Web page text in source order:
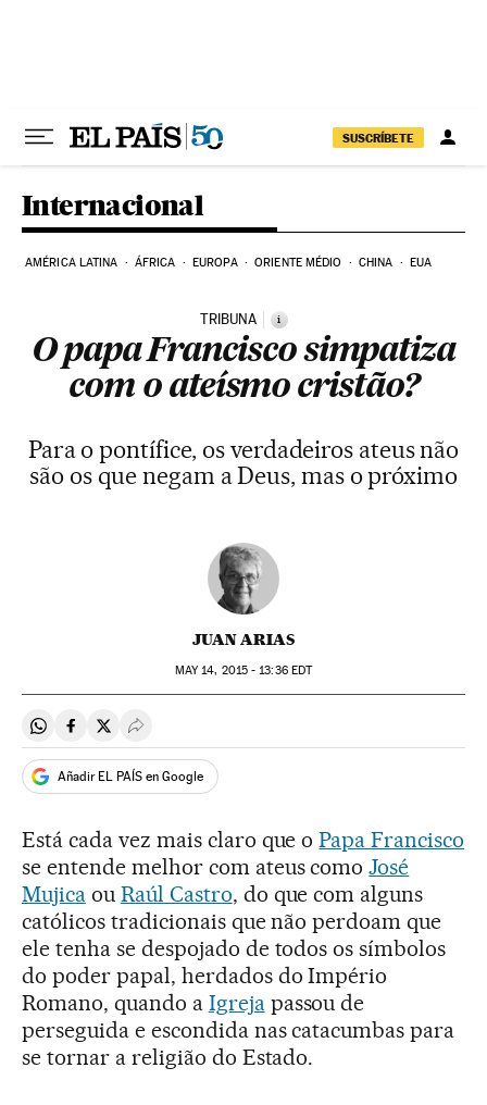
SUSCRÍBETE
Internacional
AMÉRICA LATINA ÁFRICA EUROPA ORIENTE MÉDIO CHINA EUA
TRIBUNA i
O papa Francisco simpatiza
com o ateísmo cristão?
Para o pontífice, os verdadeiros ateus não
são os que negam a Deus, mas o próximo
JUAN ARIAS
MAY14, 2015 - 13:36EDT
Compartir en Whatsapp
Compartir en Facebook
Compartir en Twitter
Desplegar Redes Sociales
Añadir EL PAÍS en Google
Está cada vez mais claro que oPapa Francisco
se entende melhor com ateus comoJosé
Mujicaou Raúl Castro, do que com alguns
católicos tradicionais que não perdoam que
ele tenha se despojado de todos os símbolos
do poder papal, herdados do Império
Romano, quando a Igrejapassou de
perseguida e escondida nas catacumbas para
se tornar a religião do Estado.